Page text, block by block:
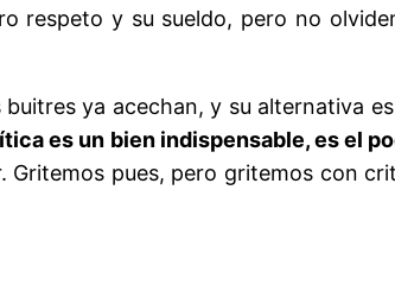
respeto y su sueldo, pero no
ya acechan, y su alternativa
es un bien indispensable, es el
pues, pero gritemos con